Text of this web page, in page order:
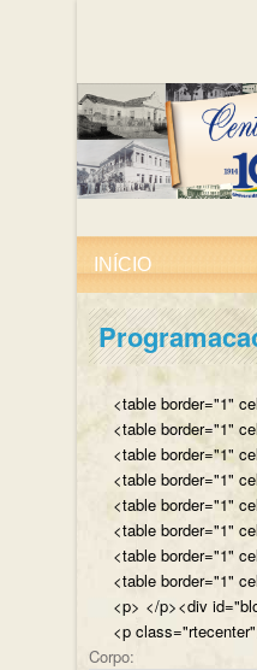
<table border="1"
<table border="1"
<table border="1"
<table border="1"
<table border="1"
<table border="1"
<table border="1"
<table border="1"
<p>
<p
Corpo: